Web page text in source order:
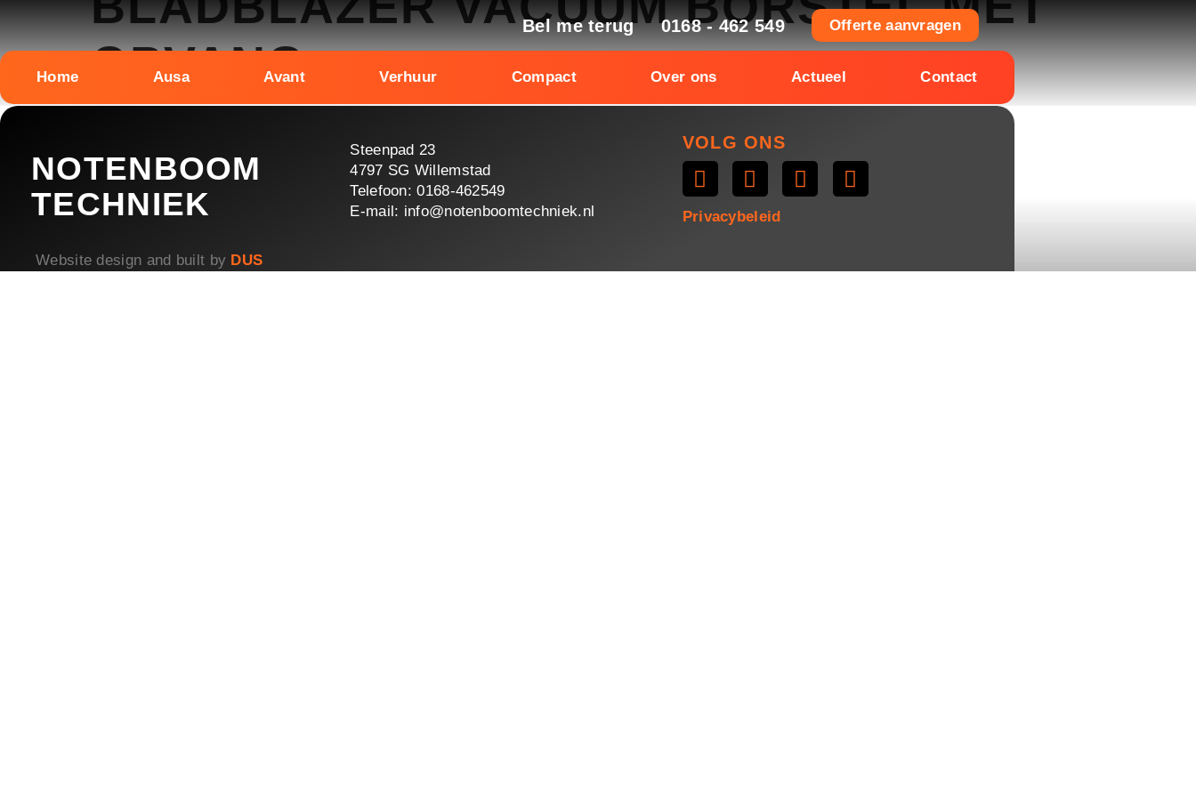
Bel me terug 0168 - 462 549 Offerte aanvragen
Home Ausa Avant Verhuur Compact Over ons Actueel Contact
OPVANG
NOTENBOOM
TECHNIEK
Steenpad 23
4797 SG Willemstad
Telefoon: 0168-462549
E-mail: info@notenboomtechniek.nl
VOLG ONS
Privacybeleid
Website design and built by DUS